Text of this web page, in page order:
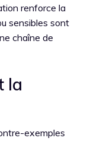
renforce la
sensibles sont
chaîne de
la
exemples